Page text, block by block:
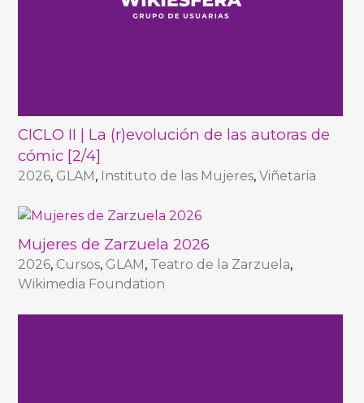
CICLO II | La (r)evolución de las autoras de
cómic [2/4]
2026, GLAM, Instituto de las Mujeres,Viñetaria
Mujeres de Zarzuela 2026
2026, Cursos, GLAM, Teatro de la Zarzuela,
Wikimedia Foundation